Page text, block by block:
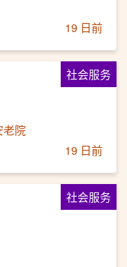
19 日前
社会服务
老院
19 日前
社会服务